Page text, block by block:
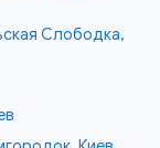
Слободка,